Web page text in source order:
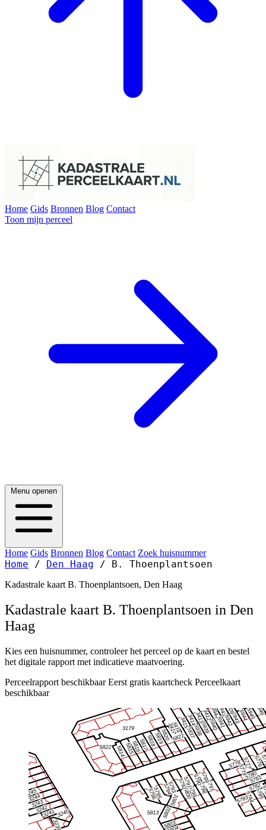
Home Gids Bronnen Blog Contact
Toon mijn perceel
Menu openen
Home Gids Bronnen Blog Contact Zoek huisnummer
Home / Den Haag / B. Thoenplantsoen
Kadastrale kaart B. Thoenplantsoen, Den Haag
Kadastrale kaart B. Thoenplantsoen in Den
Haag
Kies een huisnummer, controleer het perceel op de kaart en bestel
het digitale rapport met indicatieve maatvoering.
Perceelrapport beschikbaar Eerst gratis kaartcheck Perceelkaart
beschikbaar